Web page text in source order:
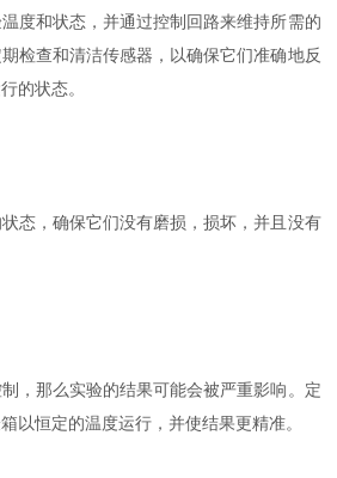
和状态，并通过控制回路来维持所需的
检查和清洁传感器，以确保它们准确地反
的状态。
，确保它们没有磨损，损坏，并且没有
那么实验的结果可能会被严重影响。定
以恒定的温度运行，并使结果更精准。